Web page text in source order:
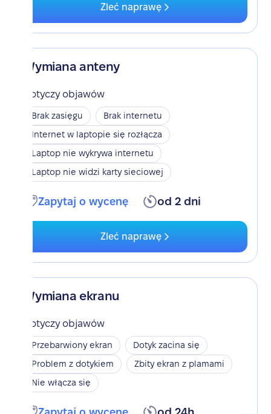
Zleć naprawę
Wymiana anteny
Dotyczy objawów
Brak zasięgu
Brak internetu
Internet w laptopie się rozłącza
Laptop nie wykrywa internetu
Laptop nie widzi karty sieciowej
Zapytaj o wycenę od 2 dni
Zleć naprawę
Wymiana ekranu
Dotyczy objawów
Przebarwiony ekran
Dotyk zacina się
Problem z dotykiem
Zbity ekran z plamami
Nie włącza się